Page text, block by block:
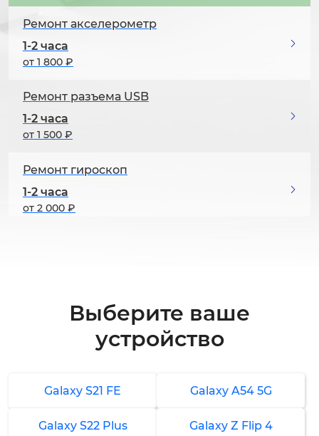
Ремонт акселерометр
1-2 часа
от 1 800 ₽
Ремонт разъема USB
1-2 часа
от 1 500 ₽
Ремонт гироскоп
1-2 часа
от 2 000 ₽
Замена кнопок
Замена разъема зарядки
от 1 500 ₽
Выберите ваше
устройство
Galaxy S21 FE Galaxy A54 5G
Galaxy S22 Plus Galaxy Z Flip 4